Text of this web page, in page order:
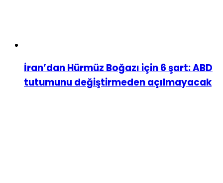
İran’dan Hürmüz Boğazı için 6 şart: ABD
tutumunu değiştirmeden açılmayacak